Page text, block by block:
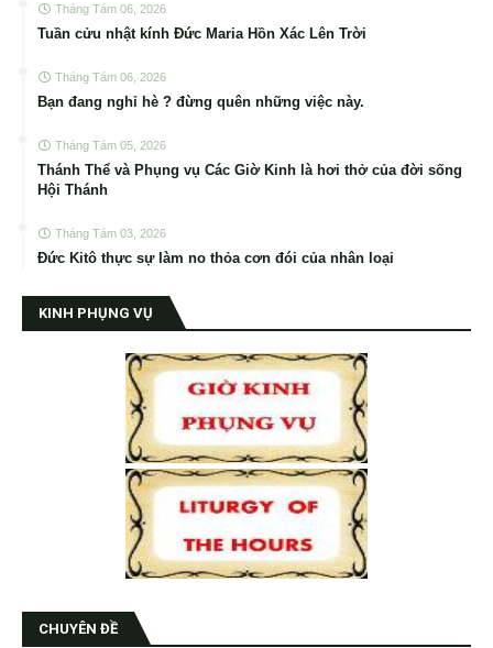
Tháng Tám 06, 2026
Tuần cửu nhật kính Đức Maria Hồn Xác Lên Trời
Tháng Tám 06, 2026
Bạn đang nghỉ hè ? đừng quên những việc này.
Tháng Tám 05, 2026
Thánh Thể và Phụng vụ Các Giờ Kinh là hơi thở của đời sống
Hội Thánh
Tháng Tám 03, 2026
Đức Kitô thực sự làm no thỏa cơn đói của nhân loại
KINH PHỤNG VỤ
CHUYÊN ĐỀ